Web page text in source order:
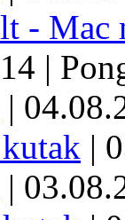
- Mac
|
|
|
|